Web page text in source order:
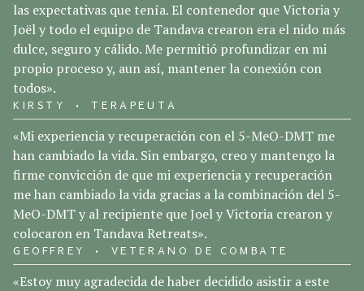
las expectativas que tenía. El contenedor que Victoria y
Joël y todo el equipo de Tandava crearon era el nido más
dulce, seguro y cálido. Me permitió profundizar en mi
propio proceso y, aun así, mantener la conexión con
todos».
KIRSTY • TERAPEUTA
«Mi experiencia y recuperación con el 5-MeO-DMT me
han cambiado la vida. Sin embargo, creo y mantengo la
firme convicción de que mi experiencia y recuperación
me han cambiado la vida gracias a la combinación del 5-
MeO-DMT y al recipiente que Joel y Victoria crearon y
colocaron en Tandava Retreats».
GEOFFREY • VETERANO DE COMBATE
«Estoy muy agradecida de haber decidido asistir a este